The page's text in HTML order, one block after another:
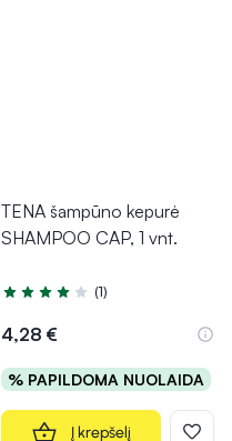
TENA šampūno kepurė
SHAMPOO CAP, 1 vnt.
Įvertinimas 4.0 iš 5
(1)
4,28 €
% PAPILDOMA NUOLAIDA
Į krepšelį